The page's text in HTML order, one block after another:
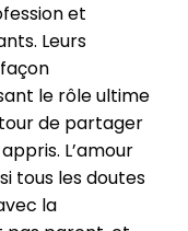
et
Leurs
le rôle ultime
de partager
L’amour
tous les doutes
la